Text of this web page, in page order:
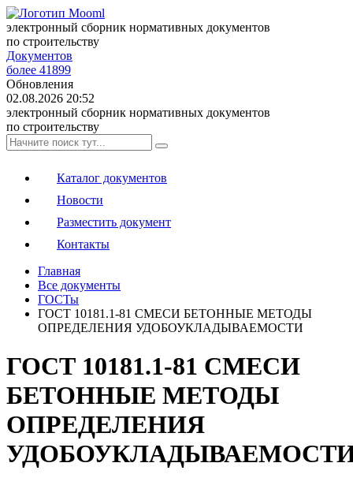
электронный сборник нормативных документов
по строительству
Документов
более 41899
Обновления
02.08.2026 20:52
электронный сборник нормативных документов
по строительству
Каталог документов
Новости
Разместить документ
Контакты
Главная
Все документы
ГОСТы
ГОСТ 10181.1-81 СМЕСИ БЕТОННЫЕ МЕТОДЫ
ОПРЕДЕЛЕНИЯ УДОБОУКЛАДЫВАЕМОСТИ
ГОСТ 10181.1-81 СМЕСИ
БЕТОННЫЕ МЕТОДЫ
ОПРЕДЕЛЕНИЯ